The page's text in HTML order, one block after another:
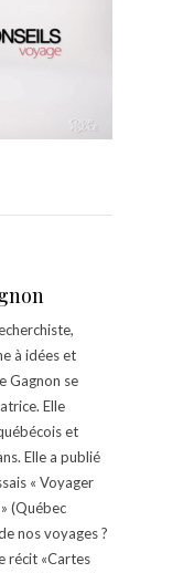
à idées et
Gagnon se
Elle
et
Elle a publié
« Voyager
(Québec
nos voyages ?
récit «Cartes